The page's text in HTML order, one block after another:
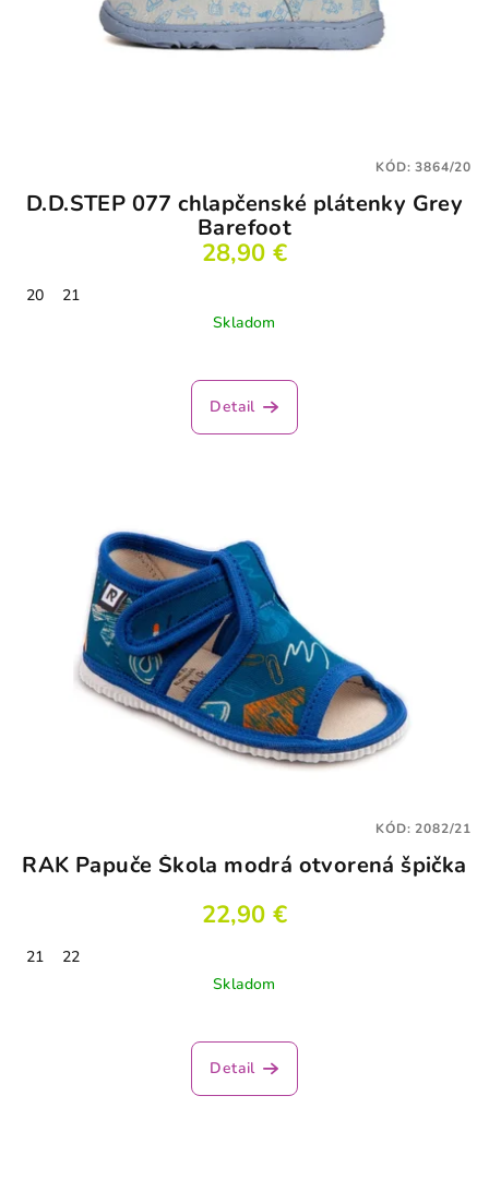
D.D.STEP 077 chlapčenské plátenky Grey
Barefoot
28,90 €
20
21
Skladom
Detail
KÓD:3864/20
RAK Papuče Škola modrá otvorená špička
22,90 €
21
22
Skladom
Detail
KÓD:2082/21